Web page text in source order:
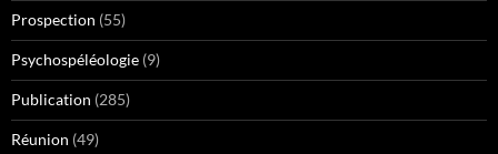
Prospection (55)
Psychospéléologie (9)
Publication (285)
Réunion (49)